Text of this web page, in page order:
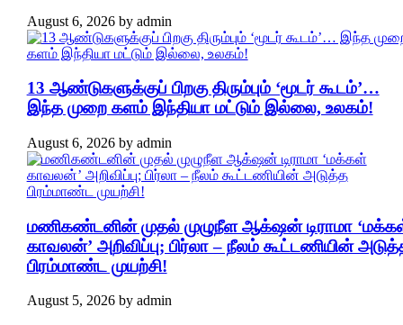
August 6, 2026by admin
13 ஆண்டுகளுக்குப் பிறகு திரும்பும் ‘மூடர் கூடம்’…
இந்த முறை களம் இந்தியா மட்டும் இல்லை, உலகம்!
August 6, 2026by admin
மணிகண்டனின் முதல் முழுநீள ஆக்‌ஷன் டிராமா
காவலன்’ அறிவிப்பு; பிர்லா – நீலம் கூட்டணியின்
பிரம்மாண்ட முயற்சி!
August 5, 2026by admin